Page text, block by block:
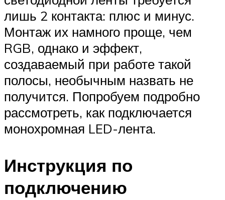
лишь 2 контакта: плюс и минус.
Монтаж их намного проще, чем
RGB, однако и эффект,
создаваемый при работе такой
полосы, необычным назвать не
получится. Попробуем подробно
рассмотреть, как подключается
монохромная LED-лента.
Инструкция по
подключению